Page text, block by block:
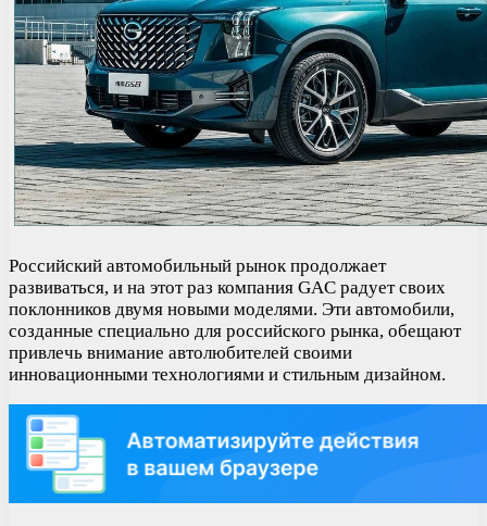
Российский автомобильный рынок продолжает
развиваться, и на этот раз компания GAC радует своих
поклонников двумя новыми моделями. Эти автомобили,
созданные специально для российского рынка, обещают
привлечь внимание автолюбителей своими
инновационными технологиями и стильным дизайном.